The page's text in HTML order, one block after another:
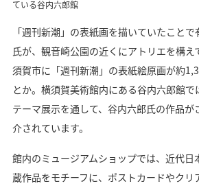
ている谷内六郎館
「週刊新潮」の表紙画を描いていたこと
氏が、観音崎公園の近くにアトリエを構え
須賀市に「週刊新潮」の表紙絵原画が約
とか。横須賀美術館内にある谷内六郎館で
テーマ展示を通して、谷内六郎氏の作品が
介されています。
館内のミュージアムショップでは、近代日
蔵作品をモチーフに、ポストカードやクリ